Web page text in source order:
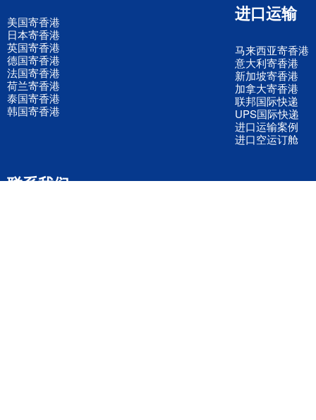
美国寄香港
日本寄香港
英国寄香港
德国寄香港
法国寄香港
荷兰寄香港
泰国寄香港
韩国寄香港
进口运输
马来西亚寄香港
意大利寄香港
新加坡寄香港
加拿大寄香港
联邦国际快递
UPS国际快递
进口运输案例
进口空运订舱
联系我们